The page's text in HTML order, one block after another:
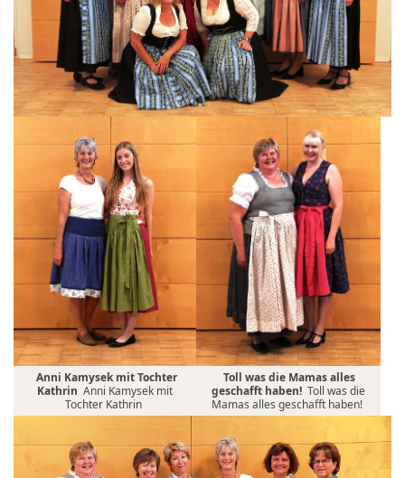
Anni Kamysek mit Tochter
Kathrin Anni Kamysek mit
Tochter Kathrin
Toll was die Mamas alles
geschafft haben! Toll was die
Mamas alles geschafft haben!